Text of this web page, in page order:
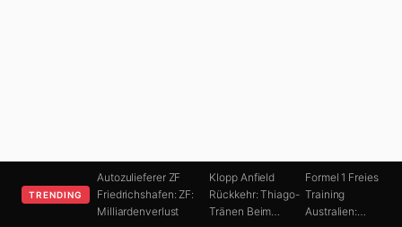
TRENDING
Autozulieferer ZF
Friedrichshafen: ZF:
Milliardenverlust
Klopp Anfield
Rückkehr: Thiago-
Tränen Beim…
Formel 1 Freies
Training
Australien:…